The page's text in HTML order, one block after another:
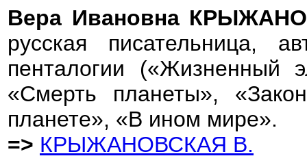
Вера Ивановна
русская писательница,
пенталогии («Жизненный
«Смерть планеты»,
планете», «В ином мире».
=> КРЫЖАНОВСКАЯ В.